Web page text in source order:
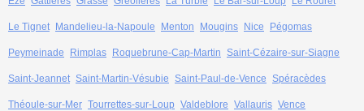
Le Tignet Mandelieu-la-Napoule Menton Mougins Nice Pégomas
Peymeinade Rimplas Roquebrune-Cap-Martin Saint-Cézaire-sur-Siagne
Saint-Jeannet Saint-Martin-Vésubie Saint-Paul-de-Vence Spéracèdes
Théoule-sur-Mer Tourrettes-sur-Loup Valdeblore Vallauris Vence